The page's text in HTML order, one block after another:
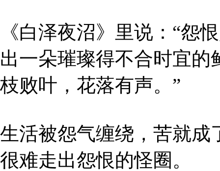
《白泽夜沼》里说：“怨
出一朵璀璨得不合时宜
枝败叶，花落有声。”
生活被怨气缠绕，苦就成
很难走出怨恨的怪圈。